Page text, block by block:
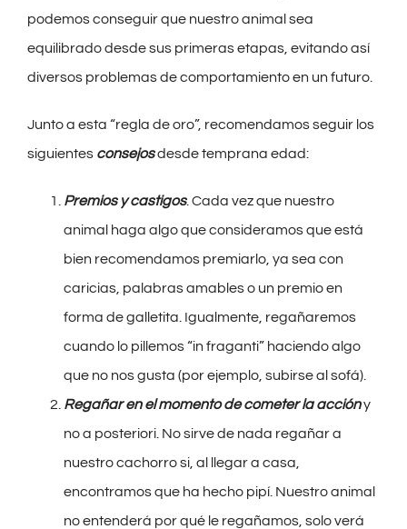
podemos conseguir que nuestro animal sea
equilibrado desde sus primeras etapas, evitando así
diversos problemas de comportamiento en un futuro.
Junto a esta “regla de oro”, recomendamos seguir los
siguientes consejosdesde temprana edad:
Premios y castigos. Cada vez que nuestro
animal haga algo que consideramos que está
bien recomendamos premiarlo, ya sea con
caricias, palabras amables o un premio en
forma de galletita. Igualmente, regañaremos
cuando lo pillemos “in fraganti” haciendo algo
que no nos gusta (por ejemplo, subirse al sofá).
Regañar en el momento de cometer la accióny
no a posteriori. No sirve de nada regañar a
nuestro cachorro si, al llegar a casa,
encontramos que ha hecho pipí. Nuestro animal
no entenderá por qué le regañamos, solo verá